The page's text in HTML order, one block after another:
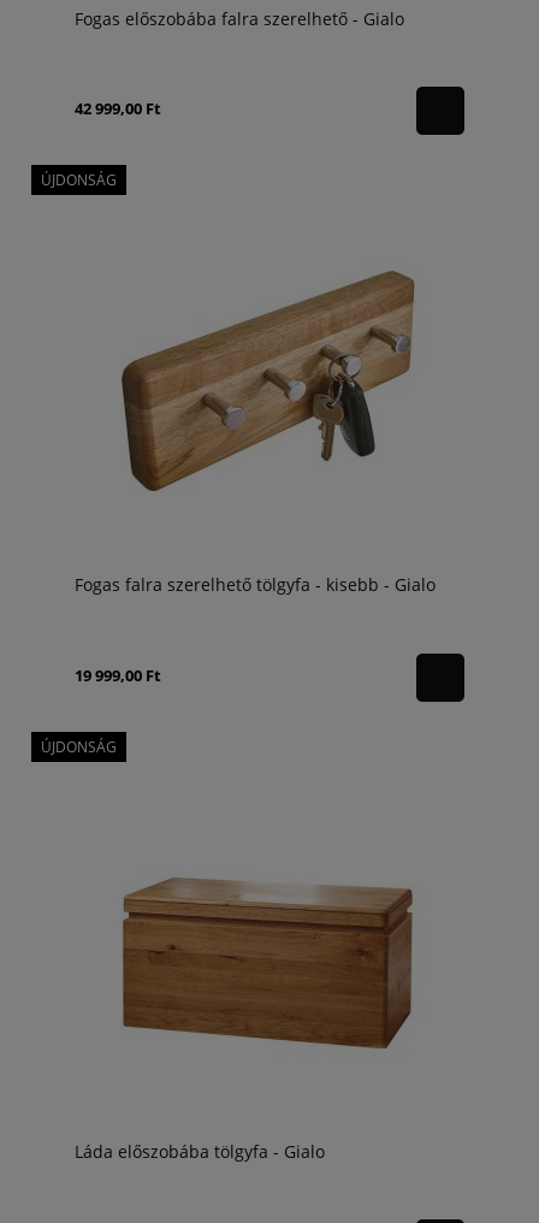
Fogas előszobába falra szerelhető - Gialo
42 999,00 Ft
Fogas falra szerelhető tölgyfa - kisebb - Gialo
19 999,00 Ft
ÚJDONSÁG
Láda előszobába tölgyfa - Gialo
ÚJDONSÁG